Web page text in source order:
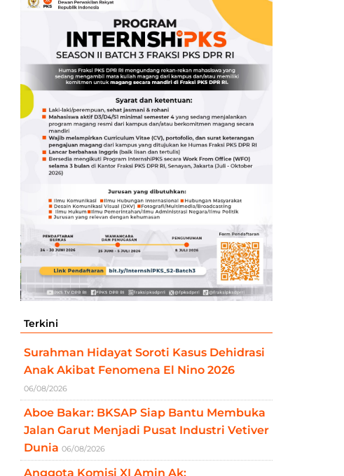
Terkini
Surahman Hidayat Soroti Kasus Dehidrasi
Anak Akibat Fenomena El Nino 2026
06/08/2026
Aboe Bakar: BKSAP Siap Bantu Membuka
Jalan Garut Menjadi Pusat Industri Vetiver
Dunia 06/08/2026
Anggota Komisi XI Amin Ak: